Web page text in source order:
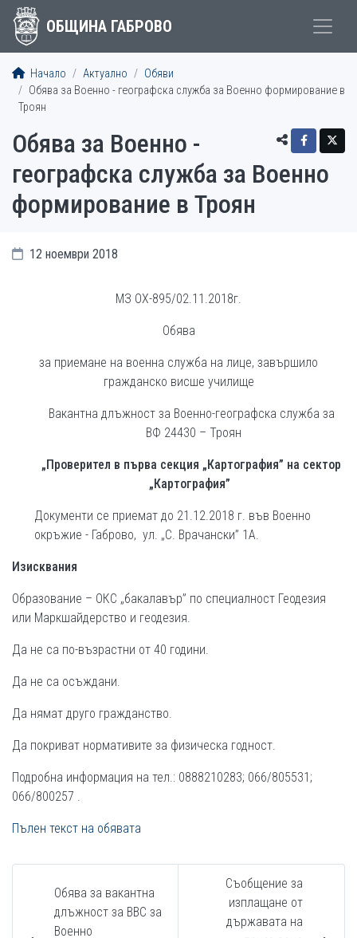
ОБЩИНА ГАБРОВО
Начало Актуално
Обяви
Обява за Военно - географска служба за Военно формирование в
Троян
Обява за Военно -
географска служба за Военно
формирование в Троян
12 ноември 2018
МЗ ОХ-895/02.11.2018г.
Обява
за приемане на военна служба на лице, завършило
гражданско висше училище
Вакантна длъжност за Военно-географска служба за
ВФ 24430 – Троян
„Проверител в първа секция „Картография” на сектор
„Картография”
Документи се приемат до 21.12.2018 г. във Военно
окръжие - Габрово, ул. „С. Врачански” 1А.
Изисквания
Образование – ОКС „бакалавър” по специалност Геодезия
или Маркшайдерство и геодезия.
Да не са по-възрастни от 40 години.
Да не са осъждани.
Да нямат друго гражданство.
Да покриват нормативите за физическа годност.
Подробна информация на тел.: 0888210283; 066/805531;
066/800257 .
Пълен текст на обявата
Обява за вакантна
длъжност за ВВС за
Военно
Съобщение за
изплащане от
държавата на